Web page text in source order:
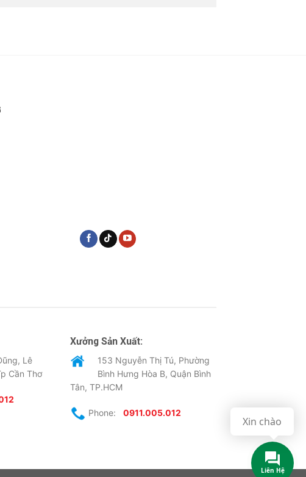
Lê
Cần Thơ
Xưởng Sản Xuất:
153 Nguyễn Thị Tú, Phường
Bình Hưng Hòa B, Quận Bình
Tân, TP.HCM
Phone: 0911.005.012
Liên Hệ
Xin chào